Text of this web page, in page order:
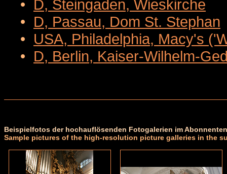
• D, Steingaden, Wieskirche
• D, Passau, Dom St. Stephan
• USA, Philadelphia, Macy's
• D, Berlin, Kaiser-Wilhelm-
Beispielfotos der hochauflösenden Fotogalerien im
Sample pictures of the high-resolution picture galleries in the